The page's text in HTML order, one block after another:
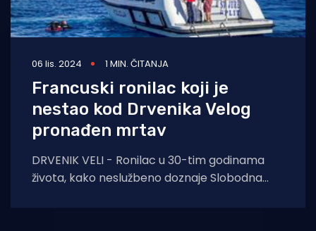
06 lis. 2024 1 MIN. ČITANJA
Francuski ronilac koji je
nestao kod Drvenika Velog
pronađen mrtav
DRVENIK VELI - Ronilac u 30-tim godinama
života, kako neslužbeno doznaje Slobodna
mrtav danas oko